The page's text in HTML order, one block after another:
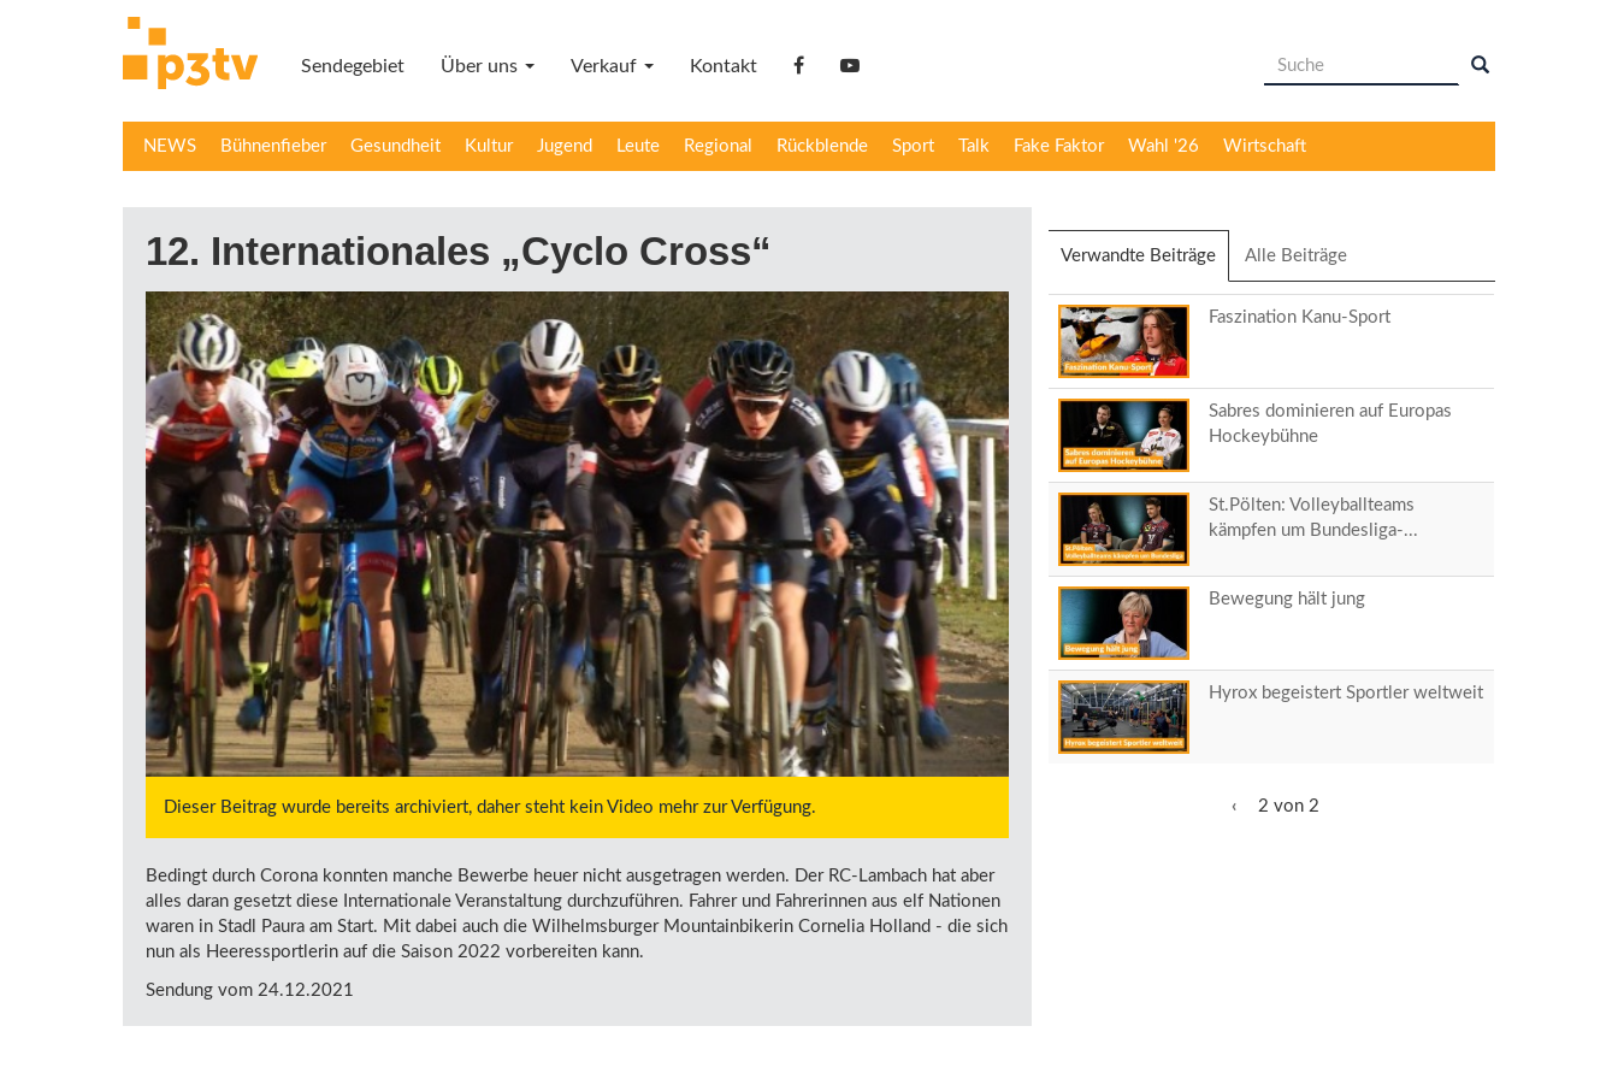
Sendegebiet Über uns Verkauf Kontakt facebookYouTube Suchformular
NEWS Bühnenfieber Gesundheit Kultur Jugend Leute Regional Rückblende Sport Talk Fake Faktor Wahl '26 Wirtschaft
12. Internationales „Cyclo Cross“
Dieser Beitrag wurde bereits archiviert, daher steht kein Video mehr zur Verfügung.
Bedingt durch Corona konnten manche Bewerbe heuer nicht ausgetragen werden. Der RC-Lambach hat aber
alles daran gesetzt diese Internationale Veranstaltung durchzuführen. Fahrer und Fahrerinnen aus elf Nationen
waren in Stadl Paura am Start. Mit dabei auch die Wilhelmsburger Mountainbikerin Cornelia Holland - die sich
nun als Heeressportlerin auf die Saison 2022 vorbereiten kann.
Sendung vom 24.12.2021
Verwandte Beiträge (aktiver
Reiter)
Alle Beiträge
Faszination Kanu-Sport
Sabres dominieren auf Europas
Hockeybühne
St.Pölten: Volleyballteams
kämpfen um Bundesliga-...
Bewegung hält jung
Hyrox begeistert Sportler weltweit
‹ 2 von 2